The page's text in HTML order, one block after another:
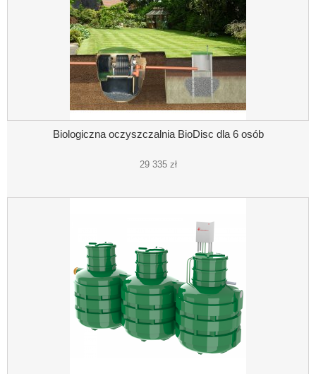
Biologiczna oczyszczalnia BioDisc dla 6 osób
29 335 zł